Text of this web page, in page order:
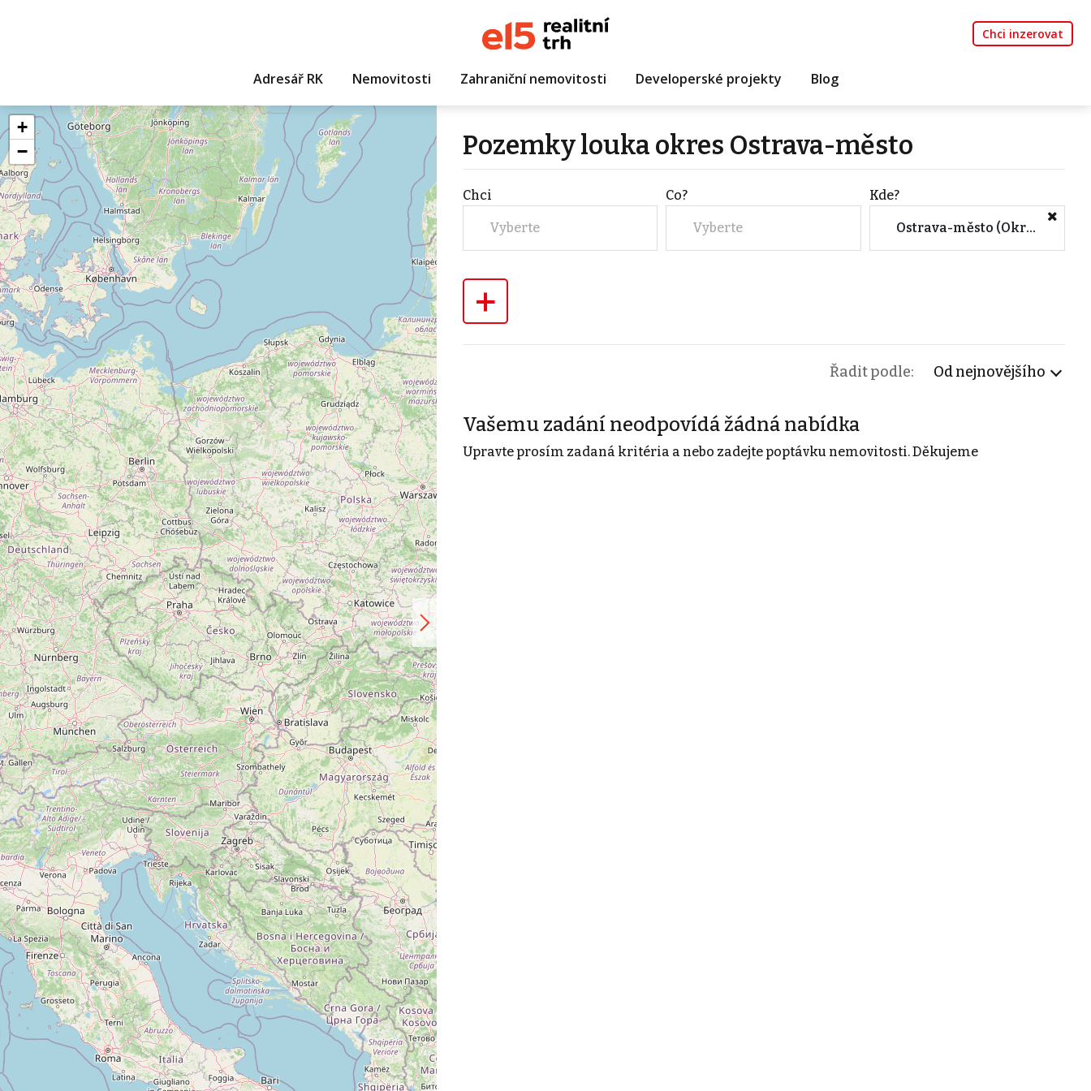
Chci inzerovat
Adresář RK Nemovitosti Zahraniční nemovitosti Developerské projekty Blog
+
−
Pozemky louka okres Ostrava-město
Chci
Vyberte
Co?
Vyberte
Kde?
Ostrava-město (Okres, Moravskoslezský kraj)
+
Řadit podle: Od nejnovějšího
Vašemu zadání neodpovídá žádná nabídka
Upravte prosím zadaná kritéria a nebo zadejte poptávku nemovitosti. Děkujeme